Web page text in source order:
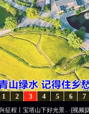
7
6
5
4
3
2
1
下好光景..·[视频]因党而生 为党